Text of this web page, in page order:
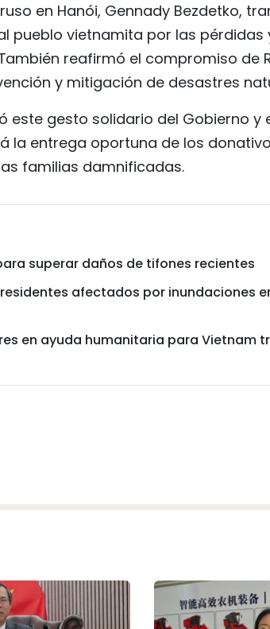
en Hanói, Gennady Bezdetko,
pueblo vietnamita por las pérdidas
reafirmó el compromiso de
y mitigación de desastres
este gesto solidario del Gobierno y
la entrega oportuna de los
familias damnificadas.
superar daños de tifones recientes
afectados por inundaciones
en ayuda humanitaria para Vietnam